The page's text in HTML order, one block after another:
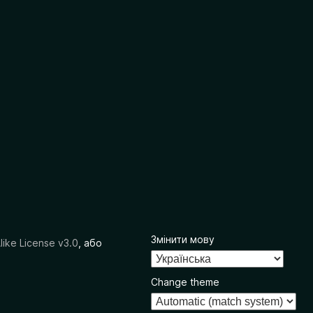
License v3.0 , або Змінити мову
Change theme